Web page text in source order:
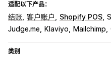
适配以下产品：
结账 客户账户 Shopify POS
Judge.me
Klaviyo Mailchimp
类别